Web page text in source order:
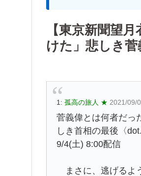
【東京新聞望
けた」悲しき
1: 孤高の旅人 ★ 2021/09/
菅義偉とは何者だ
しき首相の最後〈dot.
9/4(土) 8:00配信
まさに、逃げるよ